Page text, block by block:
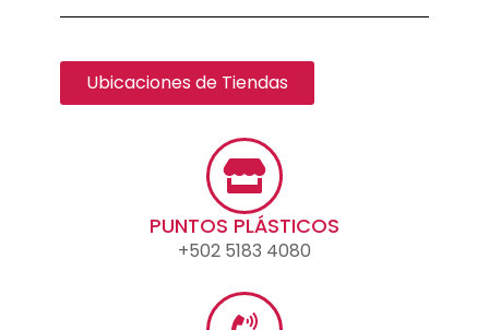
Ubicaciones de Tiendas
PUNTOS PLÁSTICOS
+502 5183 4080